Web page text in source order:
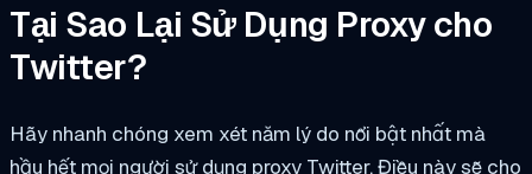
Tại Sao Lại Sử Dụng Proxy cho
Twitter?
Hãy nhanh chóng xem xét năm lý do nổi bật nhất mà
hầu hết mọi người sử dụng proxy Twitter. Điều này sẽ cho